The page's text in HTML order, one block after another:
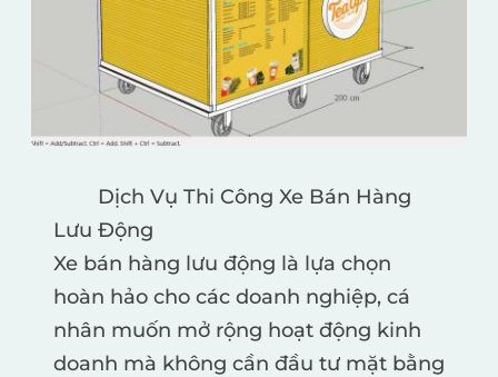
Lưu Động
Xe bán hàng lưu động là lựa chọn
hoàn hảo cho các doanh nghiệp, cá
nhân muốn mở rộng hoạt động kinh
doanh mà không cần đầu tư mặt bằng